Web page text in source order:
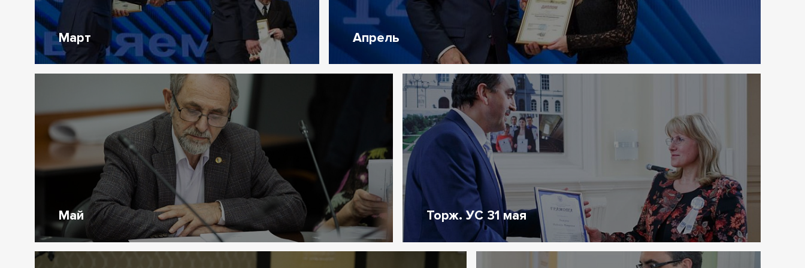
Март Апрель
Май Торж. УС 31 мая